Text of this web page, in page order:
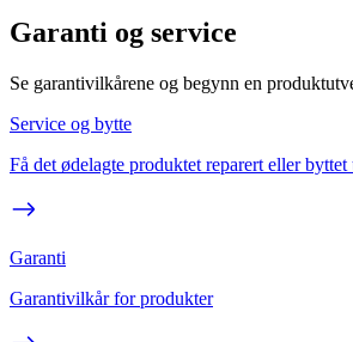
Garanti og service
Se garantivilkårene og begynn en
Service og bytte
Få det ødelagte produktet reparert eller byttet
Garanti
Garantivilkår for produkter